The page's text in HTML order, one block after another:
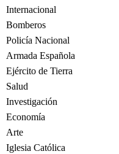
Internacional
Bomberos
Policía Nacional
Armada Española
Ejército de Tierra
Salud
Investigación
Economía
Arte
Iglesia Católica